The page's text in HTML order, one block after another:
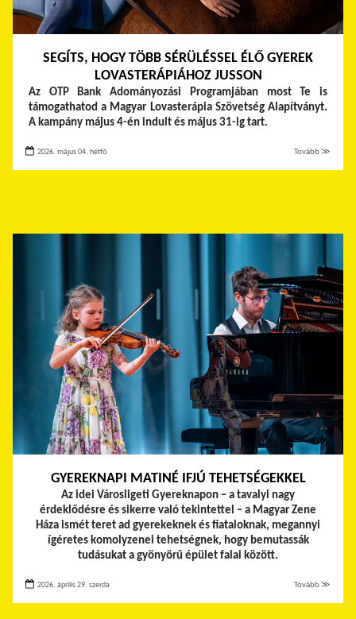
SEGÍTS, HOGY TÖBB SÉRÜLÉSSEL ÉLŐ GYEREK
LOVASTERÁPIÁHOZ JUSSON
Az OTP Bank Adományozási Programjában most Te is
támogathatod a Magyar Lovasterápia Szövetség Alapítványt.
A kampány május 4-én indult és május 31-ig tart.
2026. május 04. hétfő Tovább ≫
GYEREKNAPI MATINÉ IFJÚ TEHETSÉGEKKEL
Az idei Városligeti Gyereknapon – a tavalyi nagy
érdeklődésre és sikerre való tekintettel – a Magyar Zene
Háza ismét teret ad gyerekeknek és fiataloknak, megannyi
ígéretes komolyzenei tehetségnek, hogy bemutassák
tudásukat a gyönyörű épület falai között.
2026. április 29. szerda Tovább ≫